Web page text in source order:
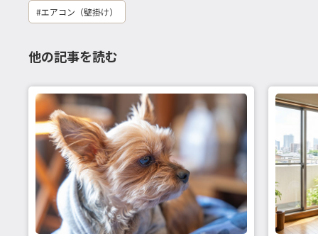
エアコン（壁掛け）
他の記事を読む